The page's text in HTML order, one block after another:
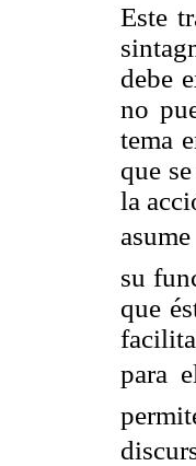
Este
debe
no
tema
que
la
su
que
para